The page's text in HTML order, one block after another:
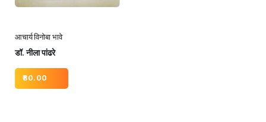
आचार्य विनोबा भावे
डॉ. नीला पांढरे
80.00